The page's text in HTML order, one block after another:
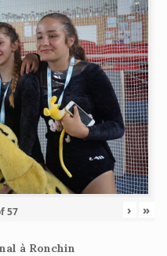
57 › »
à Ronchin